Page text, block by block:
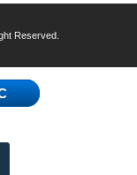
Reserved.